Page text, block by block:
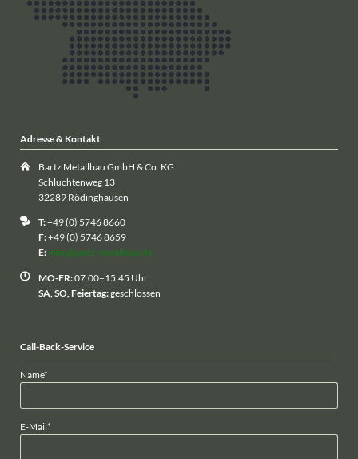
Adresse & Kontakt
Bartz Metallbau GmbH & Co. KG
Schluchtenweg 13
32289 Rödinghausen
T:+49 (0) 5746 8660
F:+49 (0) 5746 8659
E: info@bartz-metallbau.de
MO-FR:07:00–15:45 Uhr
SA, SO, Feiertag:geschlossen
Call-Back-Service
Pflichtfeld
Name*
Pflichtfeld
E-Mail*